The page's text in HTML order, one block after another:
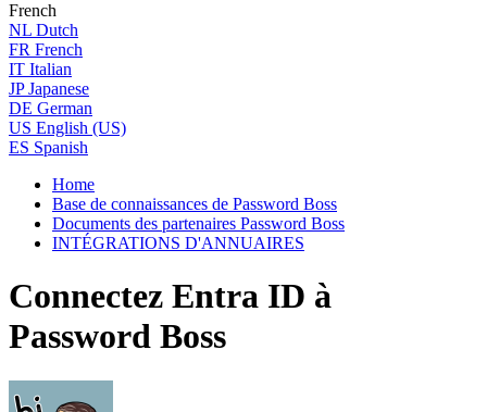
French
NL Dutch
FR French
IT Italian
JP Japanese
DE German
US English (US)
ES Spanish
Home
Base de connaissances de Password Boss
Documents des partenaires Password Boss
INTÉGRATIONS D'ANNUAIRES
Connectez Entra ID à
Password Boss